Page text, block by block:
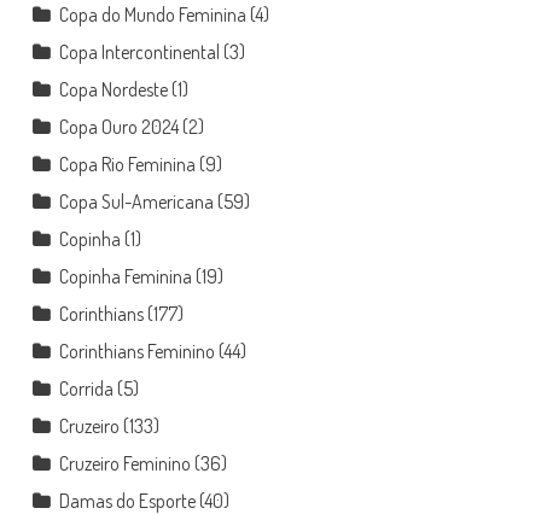
Copa do Mundo Feminina (4)
Copa Intercontinental (3)
Copa Nordeste(1)
Copa Ouro 2024(2)
Copa Rio Feminina (9)
Copa Sul-Americana (59)
Copinha (1)
Copinha Feminina (19)
Corinthians(177)
Corinthians Feminino (44)
Corrida (5)
Cruzeiro (133)
Cruzeiro Feminino (36)
Damas do Esporte(40)